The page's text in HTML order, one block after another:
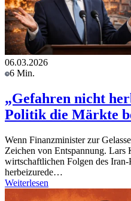
06.03.2026
6 Min.
„Gefahren nicht
Politik die Märkte
Wenn Finanzminister zur
Zeichen von Entspannung. Lars
wirtschaftlichen Folgen des
herbeizurede…
Weiterlesen